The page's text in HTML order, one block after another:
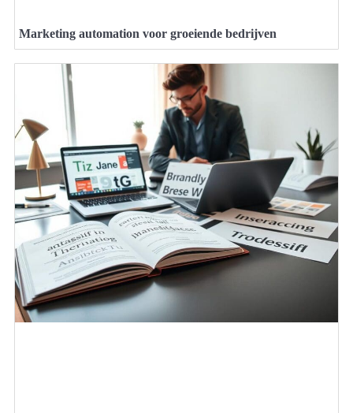
Marketing automation voor groeiende bedrijven